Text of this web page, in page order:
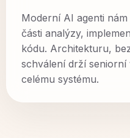
Moderní AI agenti
části analýzy,
kódu. Architekturu,
schválení drží
celému systému.